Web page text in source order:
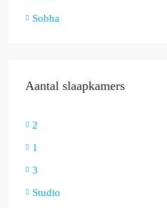
Sobha
Aantal slaapkamers
2
1
3
Studio